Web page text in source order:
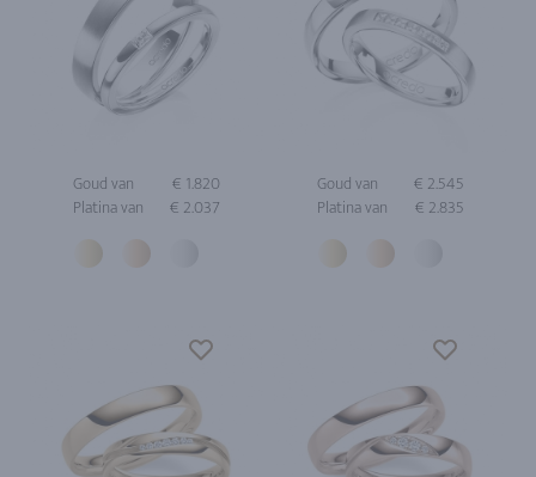
Goud van
€ 1.820
Platina van
€ 2.037
Goud van
€ 2.545
Platina van
€ 2.835